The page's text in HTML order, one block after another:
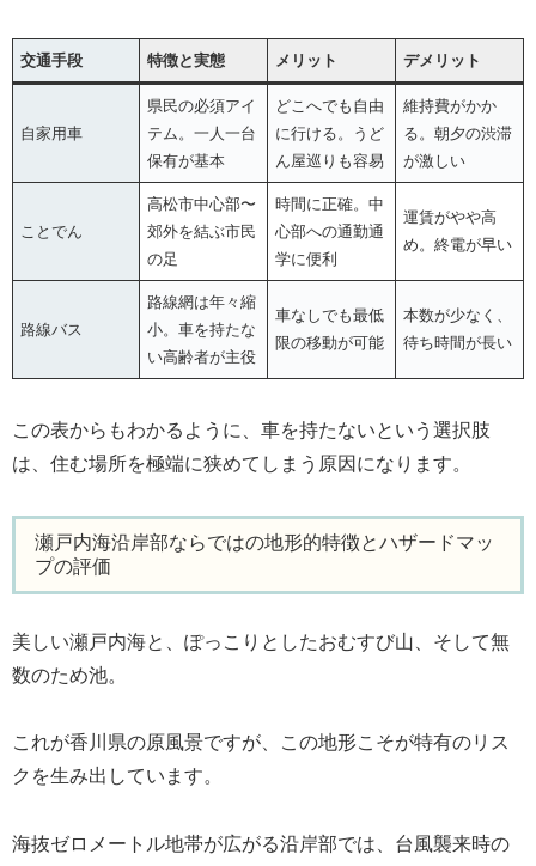
交通手段 特徴と実態 メリット デメリット
自家用車
県民の必須アイ
テム。一人一台
保有が基本
どこへでも自由
に行ける。うど
ん屋巡りも容易
維持費がかか
る。朝夕の渋滞
が激しい
ことでん
高松市中心部〜
郊外を結ぶ市民
の足
時間に正確。中
心部への通勤通
学に便利
運賃がやや高
め。終電が早い
路線バス
路線網は年々縮
小。車を持たな
い高齢者が主役
車なしでも最低
限の移動が可能
本数が少なく、
待ち時間が長い
この表からもわかるように、車を持たないという選択肢
は、住む場所を極端に狭めてしまう原因になります。
瀬戸内海沿岸部ならではの地形的特徴とハザードマッ
プの評価
美しい瀬戸内海と、ぽっこりとしたおむすび山、そして無
数のため池。
これが香川県の原風景ですが、この地形こそが特有のリス
クを生み出しています。
海抜ゼロメートル地帯が広がる沿岸部では、台風襲来時の